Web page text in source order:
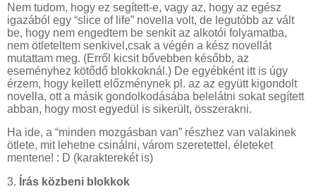
Nem tudom, hogy ez segített-e, vagy az, hogy az egész
igazából egy “slice of life” novella volt, de legutóbb az vált
be, hogy nem engedtem be senkit az alkotói folyamatba,
nem ötleteltem senkivel,csak a végén a kész novellát
mutattam meg. (Erről kicsit bővebben később, az
eseményhez kötődő blokkoknál.) De egyébként itt is úgy
érzem, hogy kellett előzménynek pl. az az együtt kigondolt
novella, ott a másik gondolkodásába belelátni sokat segített
abban, hogy most egyedül is sikerült, összerakni.
Ha ide, a “minden mozgásban van” részhez van valakinek
ötlete, mit lehetne csinálni, várom szeretettel, életeket
mentene! : D (karakterekét is)
3. Írás közbeni blokkok